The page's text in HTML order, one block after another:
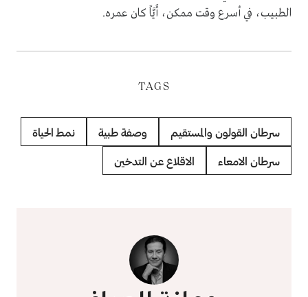
الطبيب، في أسرع وقت ممكن، أَيَّاً كان عمره.
TAGS
سرطان القولون والمستقيم وصفة طبية نمط الحياة
سرطان الامعاء الاقلاع عن التدخين